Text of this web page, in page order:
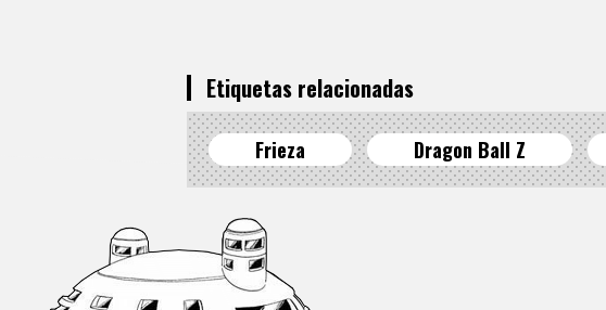
Etiquetas relacionadas
Frieza Dragon Ball Z